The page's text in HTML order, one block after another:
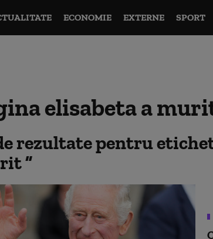
ECONOMIE EXTERNE SPORT
elisabeta a
rezultate pentru